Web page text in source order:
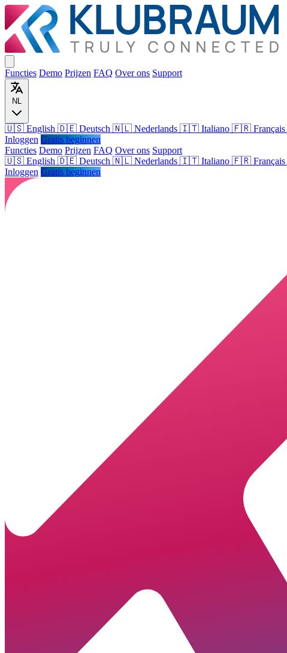
Functies Demo Prijzen FAQ Over ons Support
NL
🇺🇸 English 🇩🇪 Deutsch 🇳🇱 Nederlands 🇮🇹 Italiano 🇫🇷 Français
Inloggen Gratis beginnen
Functies Demo Prijzen FAQ Over ons Support
🇺🇸 English 🇩🇪 Deutsch 🇳🇱 Nederlands 🇮🇹 Italiano 🇫🇷 Français
Inloggen Gratis beginnen